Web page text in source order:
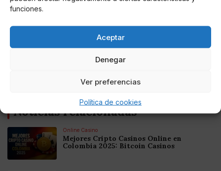
funciones.
Aceptar
Denegar
Ver preferencias
Política de cookies
presentes 63 personas.
Miguel P. Montes
Noticias relacionadas
Online Casino
Mejores Cripto Casinos Online en
Colombia 2025: Bitcoin Casinos